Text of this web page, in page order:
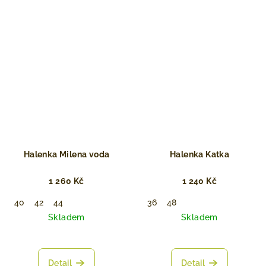
Halenka Milena voda
1 260 Kč
40 42
44
Skladem
Detail
Halenka Katka
1 240 Kč
36
48
Skladem
Detail